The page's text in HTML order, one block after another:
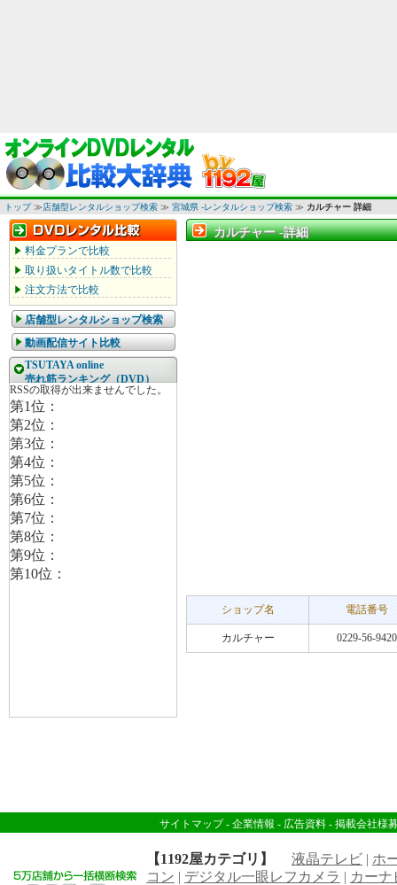
トップ≫店舗型レンタルショップ検索 ≫ 宮城県 -レンタルショップ検索 ≫ カルチャー 詳細
料金プランで比較
取り扱いタイトル数で比較
注文方法で比較
店舗型レンタルショップ検索
動画配信サイト比較
TSUTAYA online
売れ筋ランキング（DVD）
カルチャー -詳細
カルチャー -詳細
ショップ名 電話番号
カルチャー 0229-56-9420
サイトマップ- 企業情報 - 広告資料 - 掲載会社様
【1192屋カテゴリ】 液晶テレビ | ホ
コン | デジタル一眼レフカメラ | カーナ